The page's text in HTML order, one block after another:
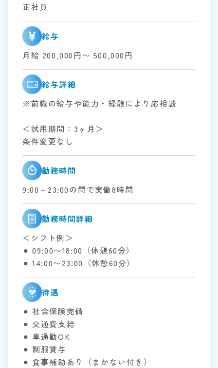
正社員
給与
月給 200,000円〜 500,000円
給与詳細
※前職の給与や能力・経験により応相談
＜試用期間：3ヶ月＞
条件変更なし
勤務時間
9:00～23:00の間で実働8時間
勤務時間詳細
＜シフト例＞
⚫︎ 09:00〜18:00（休憩60分）
⚫︎ 14:00〜23:00（休憩60分）
待遇
⚫︎ 社会保険完備
⚫︎ 交通費支給
⚫︎ 車通勤OK
⚫︎ 制服貸与
⚫︎ 食事補助あり（まかない付き）